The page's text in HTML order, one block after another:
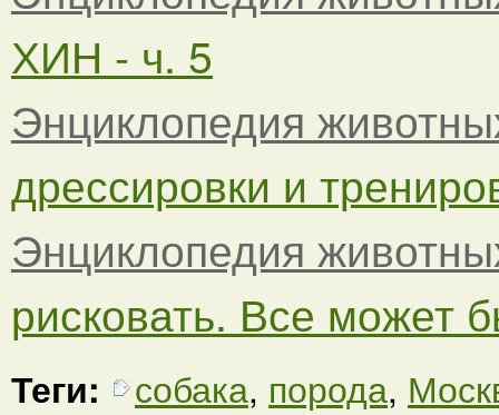
ХИН - ч. 5
Энциклопедия
дрессировки и
Энциклопедия
рисковать. Все может
Теги: собака, порода,